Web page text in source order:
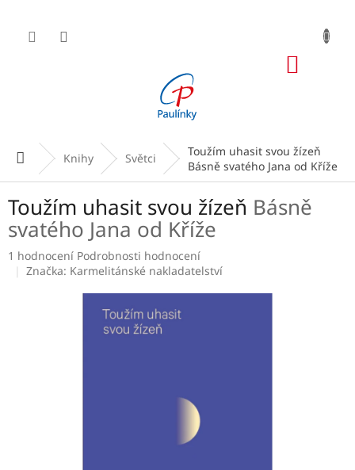
obsah
Domů Knihy Světci
Toužím uhasit svou žízeň
Básně svatého Jana od Kříže
Toužím uhasit svou žízeň Básně
svatého Jana od Kříže
Průměrné
hodnocení
1 hodnocení Podrobnosti hodnocení
Značka: Karmelitánské nakladatelství